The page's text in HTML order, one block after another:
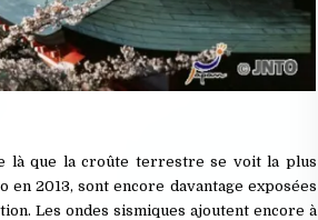
là que la croûte terrestre se voit la plus
en 2013, sont encore davantage exposées
Les ondes sismiques ajoutent encore à